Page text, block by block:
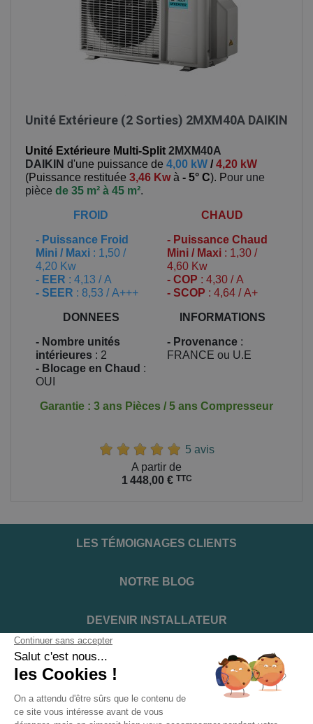
Unité Extérieure (2 Sorties) 2MXM40A DAIKIN
Unité Extérieure Multi-Split 2MXM40A
DAIKIN d'une puissance de 4,00 kW /4,20 kW
(Puissance restituée 3,46 Kwà - 5° C). Pour une
pièce de 35 m² à 45 m².
FROID
- Puissance Froid
Mini / Maxi : 1,50 /
4,20 Kw
- EER : 4,13 / A
- SEER : 8,53 / A+++
CHAUD
- Puissance Chaud
Mini / Maxi : 1,30 /
4,60 Kw
- COP : 4,30 / A
- SCOP : 4,64 / A+
DONNEES
- Nombre unités
intérieures : 2
- Blocage en Chaud :
OUI
INFORMATIONS
- Provenance :
FRANCE ou U.E
Garantie : 3 ans Pièces / 5 ans Compresseur
5 avis
A partir de
1 448,00 € TTC
LES TÉMOIGNAGES CLIENTS
NOTRE BLOG
DEVENIR INSTALLATEUR
NOTRE SERVICE APRÈS VENTE
NOS PARTENAIRES OFFICIELS